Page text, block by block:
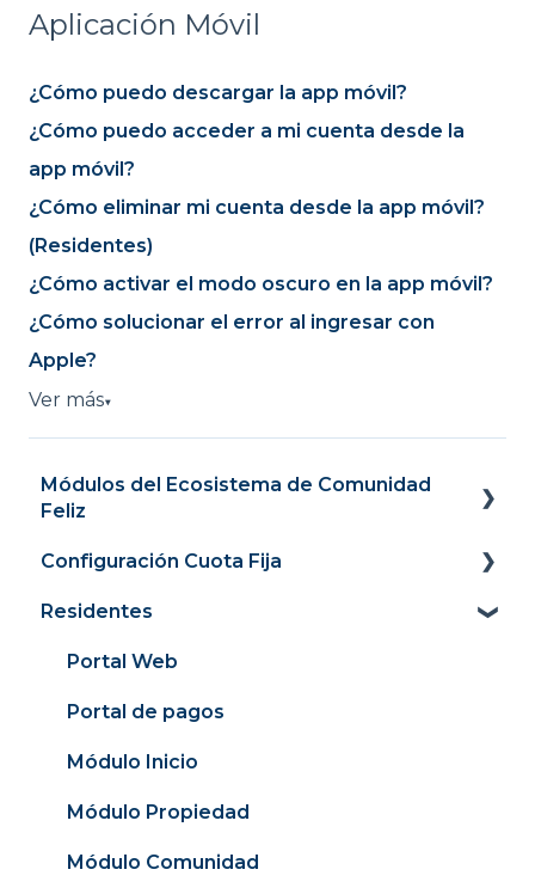
Aplicación Móvil
¿Cómo puedo descargar la app móvil?
¿Cómo puedo acceder a mi cuenta desde la
app móvil?
¿Cómo eliminar mi cuenta desde la app móvil?
(Residentes)
¿Cómo activar el modo oscuro en la app móvil?
¿Cómo solucionar el error al ingresar con
Apple?
Ver más▼
Módulos del Ecosistema de Comunidad
Feliz
Panel
Cobranza y recaudación
Comunidad conectada
Contabilidad y finanzas
Consejeria
Remuneraciones
Conexión con Banco
Configuración Cuota Fija
Panel
Recaudación
Cargos
Medidores
Facturación 4.0
Mexico
Residentes
Portal Web
Portal de pagos
Módulo Inicio
Módulo Propiedad
Módulo Comunidad